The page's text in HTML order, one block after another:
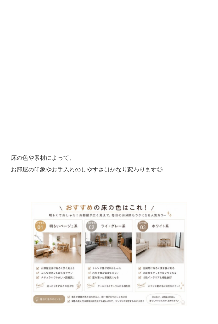
床の色や素材によって、
お部屋の印象やお手入れのしやすさはかなり変わります◎